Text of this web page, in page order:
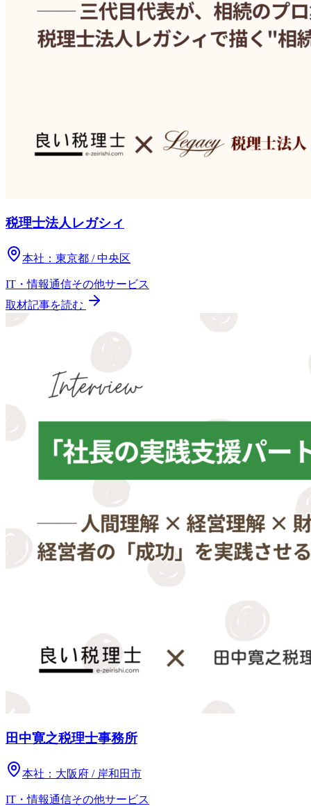
税理士法人レガシィ
本社： 東京都 / 中央区
IT・情報通信その他サービス
取材記事を読む
田中寛之税理士事務所
本社： 大阪府 / 岸和田市
IT・情報通信その他サービス